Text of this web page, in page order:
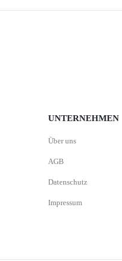
UNTERNEHMEN
Über uns
AGB
Datenschutz
Impressum